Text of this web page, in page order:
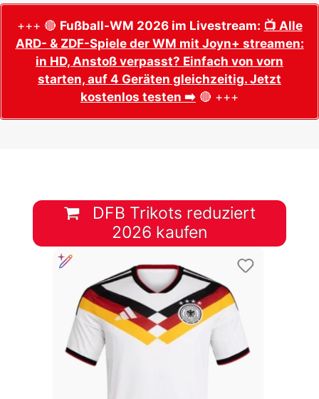
+++ 🔴 Fußball-WM 2026 im Livestream: 📺 Alle
ARD- & ZDF-Spiele der WM mit Joyn+ streamen:
in HD, Anstoß verpasst? Einfach von vorn
starten, auf 4 Geräten gleichzeitig. Jetzt
kostenlos testen ➡️ 🔴 +++
DFB Trikots reduziert
2026 kaufen